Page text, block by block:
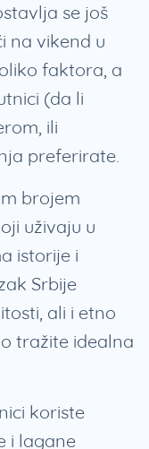
se još
na vikend u
faktora, a
(da li
ili
preferirate.
brojem
uživaju u
istorije i
Srbije
ali i etno
tražite idealna
koriste
i lagane